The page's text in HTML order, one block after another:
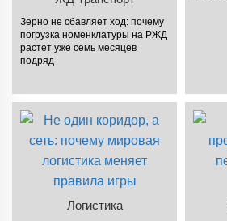
Зерно не сбавляет ход: почему
погрузка номенклатуры на РЖД
растет уже семь месяцев
подряд
Логистика